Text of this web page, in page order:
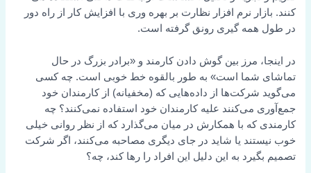
کنند. بازار نرم افزار نظارت بر بهره وری با افزایش کار از راه دور
در طول همه گیری رونق گرفته است.
در اینجا، مرز بین گوش دادن کارمند و «برادر بزرگ در حال
تماشای شما است» به طور بالقوه خط خوبی است. چه کسی
می‌گوید شرکت‌ها از داده‌هایی که (مخفیانه) از کارمندان خود
جمع‌آوری می‌کنند علیه کارمندان خود استفاده نمی‌کنند؟ چه
کارمندی که با همکارش در میان می‌گذارد که از نظر روانی خیلی
خوب نیستند یا شاید در جای دیگری مصاحبه می‌کنند، اگر شرکت
تصمیم بگیرد به این دلیل این افراد را رها کند، چه؟